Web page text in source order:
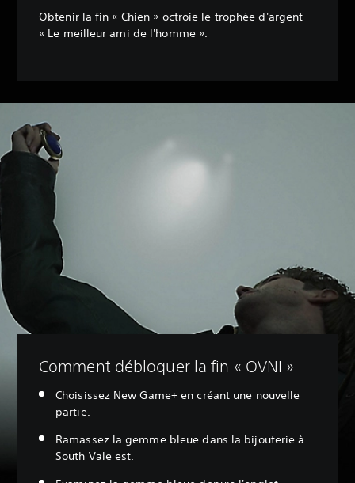
Obtenir la fin « Chien » octroie le trophée d'argent
« Le meilleur ami de l'homme ».‎
Comment débloquer la fin « OVNI »
Choisissez New Game+ en créant une nouvelle
partie.
Ramassez la gemme bleue dans la bijouterie à
South Vale est.